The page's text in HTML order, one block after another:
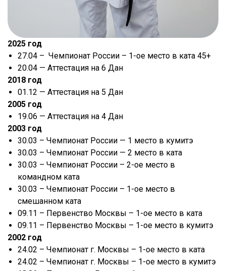
2025 год
27.04 – Чемпионат России – 1-ое место в ката 45+
20.04 — Аттестация на 6 Дан
2018 год
01.12 — Аттестация на 5 Дан
2005 год
19.06 — Аттестация на 4 Дан
2003 год
30.03 – Чемпионат России — 1 место в кумитэ
30.03 – Чемпионат России — 2 место в ката
30.03 – Чемпионат России – 2-ое место в
командном ката
30.03 – Чемпионат России – 1-ое место в
смешанном ката
09.11 – Первенство Москвы – 1-ое место в ката
09.11 – Первенство Москвы – 1-ое место в кумитэ
2002 год
24.02 – Чемпионат г. Москвы – 1-ое место в ката
24.02 – Чемпионат г. Москвы – 1-ое место в кумитэ